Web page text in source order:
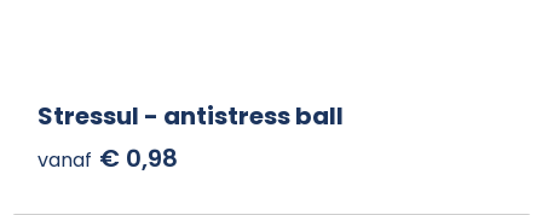
Stressul - antistress ball
vanaf € 0,98